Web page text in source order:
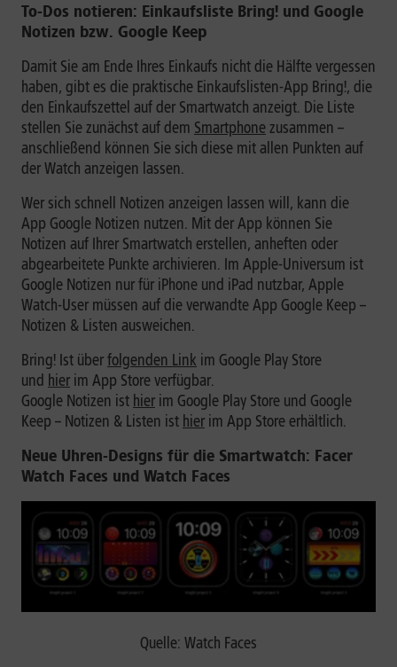
To-Dos notieren: Einkaufsliste Bring! und Google
Notizen bzw. Google Keep
Damit Sie am Ende Ihres Einkaufs nicht die Hälfte vergessen
haben, gibt es die praktische Einkaufslisten-App Bring!, die
den Einkaufszettel auf der Smartwatch anzeigt. Die Liste
stellen Sie zunächst auf dem Smartphonezusammen –
anschließend können Sie sich diese mit allen Punkten auf
der Watch anzeigen lassen.
Wer sich schnell Notizen anzeigen lassen will, kann die
App Google Notizen nutzen. Mit der App können Sie
Notizen auf Ihrer Smartwatch erstellen, anheften oder
abgearbeitete Punkte archivieren. Im Apple-Universum ist
Google Notizen nur für iPhone und iPad nutzbar, Apple
Watch-User müssen auf die verwandte App Google Keep –
Notizen & Listen ausweichen.
Bring! Ist überfolgenden Link im Google Play Store
und hier im App Store verfügbar.
Google Notizen ist hier im Google Play Store und Google
Keep – Notizen & Listen ist hier im App Store erhältlich.
Neue Uhren-Designs für die Smartwatch: Facer
Watch Faces und Watch Faces
Quelle: Watch Faces